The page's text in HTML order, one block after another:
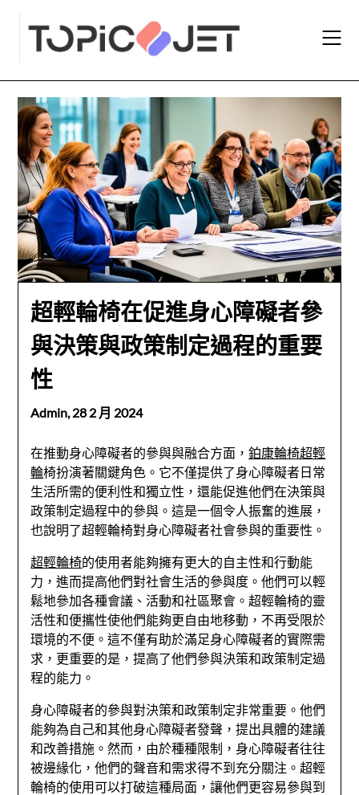
content
超輕輪椅在促進身心障礙者參
與決策與政策制定過程的重要
性
Admin,28 2 月 2024
在推動身心障礙者的參與與融合方面，鉑康輪椅超輕
輪椅扮演著關鍵角色。它不僅提供了身心障礙者日常
生活所需的便利性和獨立性，還能促進他們在決策與
政策制定過程中的參與。這是一個令人振奮的進展，
也說明了超輕輪椅對身心障礙者社會參與的重要性。
超輕輪椅的使用者能夠擁有更大的自主性和行動能
力，進而提高他們對社會生活的參與度。他們可以輕
鬆地參加各種會議、活動和社區聚會。超輕輪椅的靈
活性和便攜性使他們能夠更自由地移動，不再受限於
環境的不便。這不僅有助於滿足身心障礙者的實際需
求，更重要的是，提高了他們參與決策和政策制定過
程的能力。
身心障礙者的參與對決策和政策制定非常重要。他們
能夠為自己和其他身心障礙者發聲，提出具體的建議
和改善措施。然而，由於種種限制，身心障礙者往往
被邊緣化，他們的聲音和需求得不到充分關注。超輕
輪椅的使用可以打破這種局面，讓他們更容易參與到